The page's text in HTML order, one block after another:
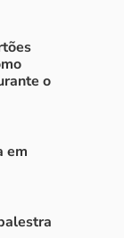
o
em